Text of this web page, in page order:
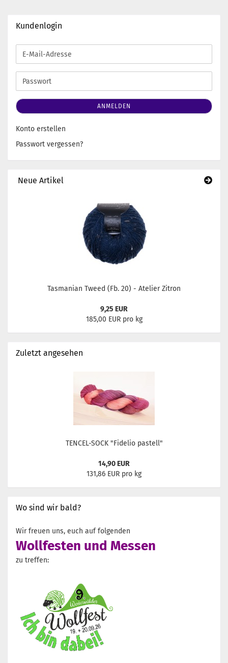
Kundenlogin
E-
Mail-
Adresse
Passwort
ANMELDEN
Konto erstellen
Passwort vergessen?
Neue Artikel
Tasmanian Tweed (Fb. 20) - Atelier Zitron
9,25 EUR
185,00 EUR pro kg
Zuletzt angesehen
TENCEL-SOCK "Fidelio pastell"
14,90 EUR
131,86 EUR pro kg
Wo sind wir bald?
Wir freuen uns, euch auf folgenden
Wollfesten und Messen
zu treffen: